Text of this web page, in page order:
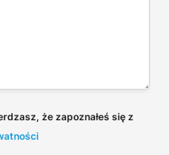
że zapoznałeś się z